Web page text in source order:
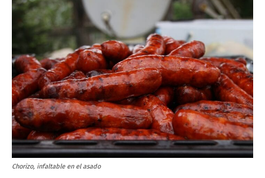
Chorizo, infaltable en el asado